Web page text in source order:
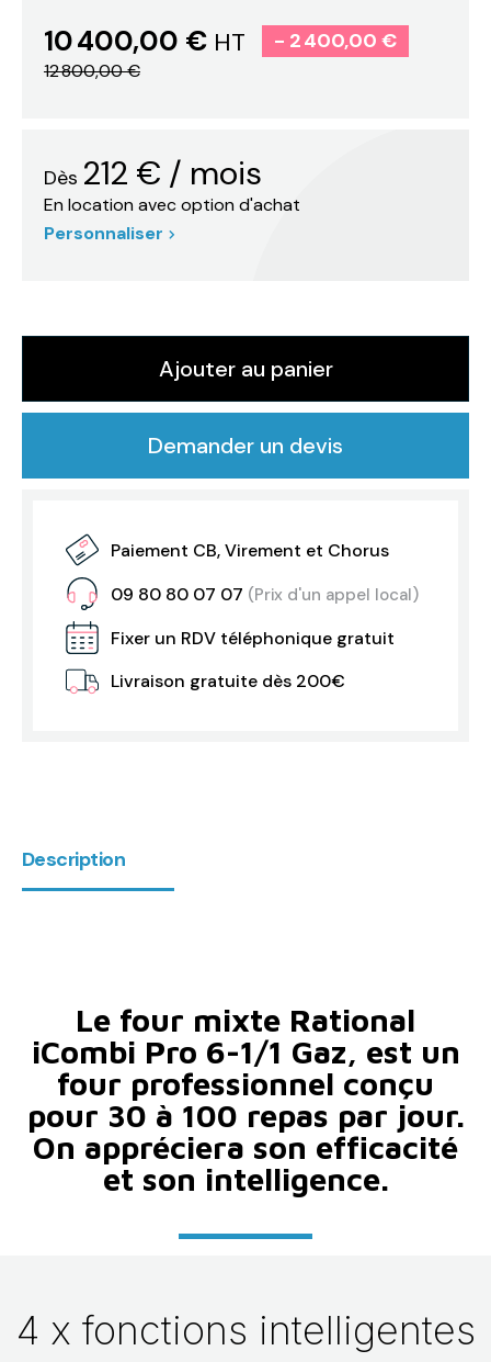
10 400,00 €HT - 2 400,00 €
12 800,00 €
Dès 212 € / mois
En location avec option d'achat
Personnaliser
Ajouter au panier
Demander un devis
Paiement CB, Virement et Chorus
09 80 80 07 07 (Prix d'un appel local)
Fixer un RDV téléphonique gratuit
Livraison gratuite dès 200€
Description
Le four mixte Rational
iCombi Pro 6-1/1 Gaz, est un
four professionnel conçu
pour 30 à 100 repas par jour.
On appréciera son efficacité
et son intelligence.
4 x fonctions intelligentes